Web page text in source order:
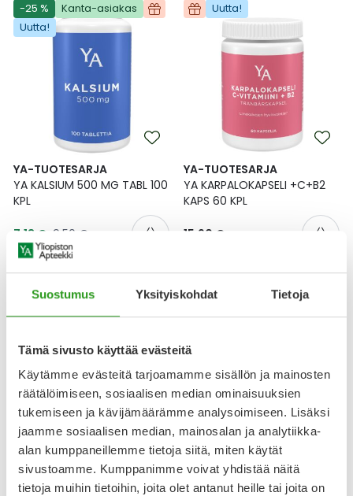
Suostumus Yksityiskohdat Tietoja
Tämä sivusto käyttää evästeitä
Käytämme evästeitä tarjoamamme sisällön ja mainosten
räätälöimiseen, sosiaalisen median ominaisuuksien
tukemiseen ja kävijämäärämme analysoimiseen. Lisäksi
jaamme sosiaalisen median, mainosalan ja analytiikka-
alan kumppaneillemme tietoja siitä, miten käytät
sivustoamme. Kumppanimme voivat yhdistää näitä
tietoja muihin tietoihin, joita olet antanut heille tai joita on
-25 %
Kanta-asiakas
Uutta!
YA-TUOTESARJA
YA KALSIUM 500 MG TABL 100
KPL
Tarjoushinta
7,13 € Normaalihinta
9,50 €
Uutta!
YA-TUOTESARJA
YA KARPALOKAPSELI +C+B2
KAPS 60 KPL
15,90 €
Suomen suurin
verkkoapteekki tarjoaa
inspiroivaa luettavaa